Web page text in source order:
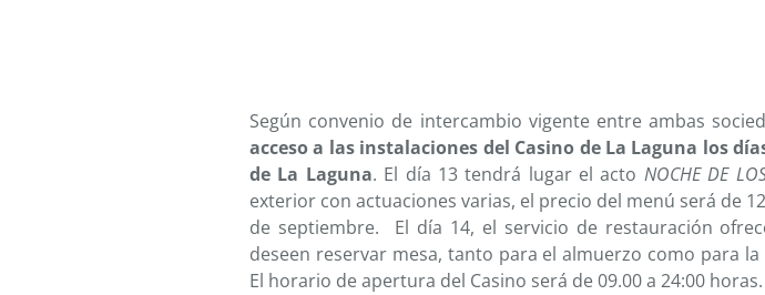
Según convenio de intercambio vigente entre ambas
acceso a las instalaciones del Casino de La Laguna los
de La Laguna. El día 13 tendrá lugar el acto NOCHE DE
exterior con actuaciones varias, el precio del menú será de
de septiembre. El día 14, el servicio de restauración
deseen reservar mesa, tanto para el almuerzo como para
El horario de apertura del Casino será de 09.00 a 24:00 horas.